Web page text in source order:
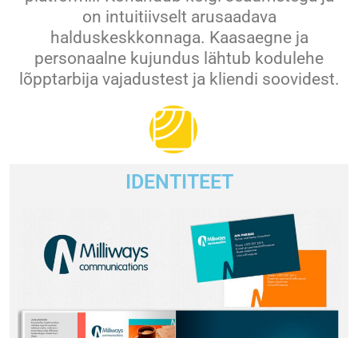
on intuitiivselt arusaadava
halduskeskkonnaga. Kaasaegne ja
personaalne kujundus lähtub kodulehe
lõpptarbija vajadustest ja kliendi soovidest.
IDENTITEET